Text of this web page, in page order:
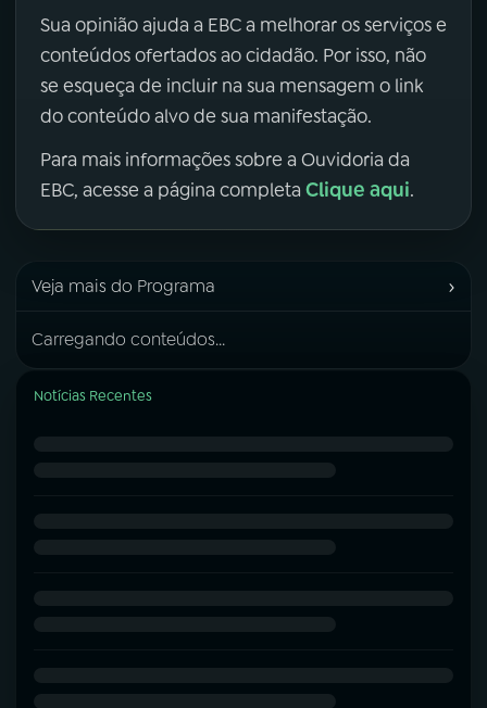
Sua opinião ajuda a EBC a melhorar os serviços e
conteúdos ofertados ao cidadão. Por isso, não
se esqueça de incluir na sua mensagem o link
do conteúdo alvo de sua manifestação.
Para mais informações sobre a Ouvidoria da
EBC, acesse a página completa Clique aqui.
Veja mais do Programa ›
Carregando conteúdos...
Notícias Recentes